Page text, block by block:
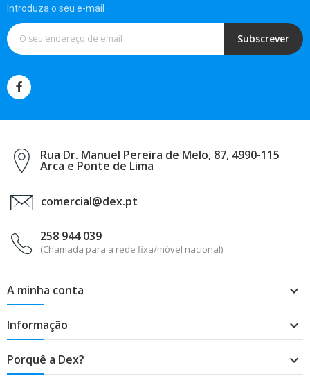
Introduza o seu e-mail
Subscrever
Rua Dr. Manuel Pereira de Melo, 87, 4990-115
Arca e Ponte de Lima
comercial@dex.pt
258 944 039
(Chamada para a rede fixa/móvel nacional)
A minha conta 
Informação 
Porquê a Dex? 